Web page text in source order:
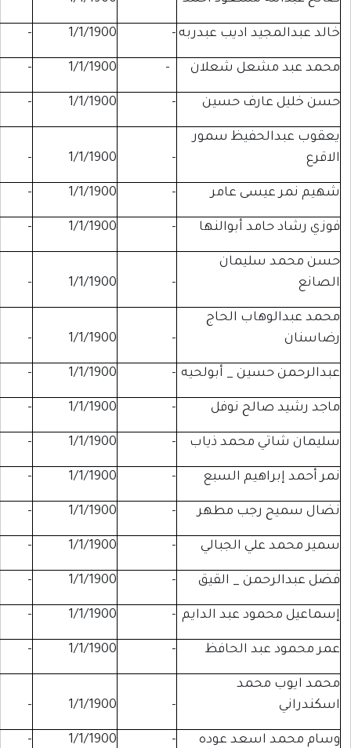
اديب عبدربه-
1/1/1900
-
شعلان -
1/1/1900
-
حسين -
1/1/1900
-
سمور
1/1/1900
-
عامر -
1/1/1900
-
أبوالنها -
1/1/1900
-
1/1/1900
-
الحاج
1/1/1900
-
_ أبولحيه -
1/1/1900
-
نوفل -
1/1/1900
-
ذياب -
1/1/1900
-
السبع -
1/1/1900
-
مطهر -
1/1/1900
-
الجبالي -
1/1/1900
-
_ القيق -
1/1/1900
-
عبد الدايم -
1/1/1900
-
الحافظ -
1/1/1900
-
1/1/1900
-
عوده -
1/1/1900
-